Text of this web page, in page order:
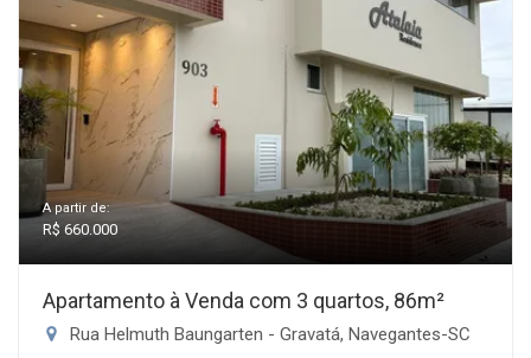
A partir de:
R$ 660.000
Apartamento à Venda com 3 quartos, 86m²
Rua Helmuth Baungarten - Gravatá, Navegantes-SC